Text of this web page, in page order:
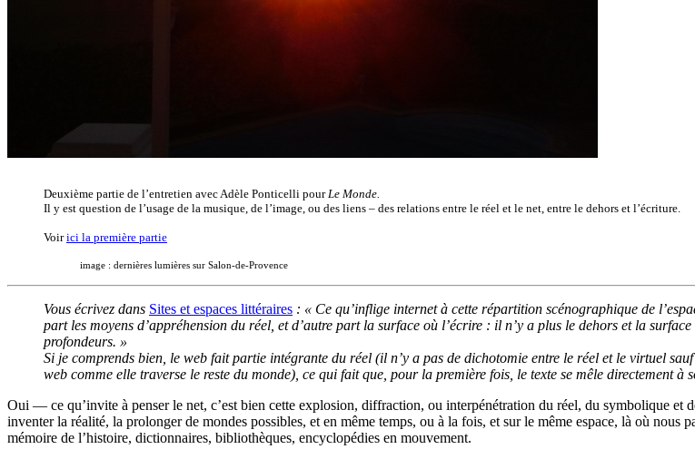
Deuxième partie de l’entretien avec Adèle Ponticelli pour Le Monde.
Il y est question de l’usage de la musique, de l’image, ou des liens – des relations entre le réel et le net, entre le dehors et l’écriture.
Voirici la première partie
image : dernières lumières sur Salon-de-Provence
Vous écrivez dans Sites et espaces littéraires : « Ce qu’inflige internet à cette répartition scénographique de
part les moyens d’appréhension du réel, et d’autre part la surface où l’écrire : il n’y a plus le dehors et la
profondeurs. »
Si je comprends bien, le web fait partie intégrante du réel (il n’y a pas de dichotomie entre le réel et le virtuel
web comme elle traverse le reste du monde), ce qui fait que, pour la première fois, le texte se mêle directement à
Oui — ce qu’invite à penser le net, c’est bien cette explosion, diffraction, ou interpénétration du réel, du symbolique et
inventer la réalité, la prolonger de mondes possibles, et en même temps, ou à la fois, et sur le même espace, là où
mémoire de l’histoire, dictionnaires, bibliothèques, encyclopédies en mouvement.